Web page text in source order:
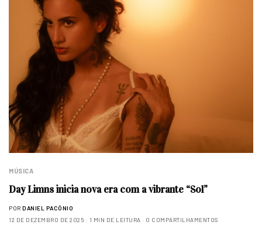
MÚSICA
Day Limns inicia nova era com a vibrante “Sol”
POR DANIEL PACÔNIO
12 DE DEZEMBRO DE 2025
1 MIN DE LEITURA 0 COMPARTILHAMENTOS